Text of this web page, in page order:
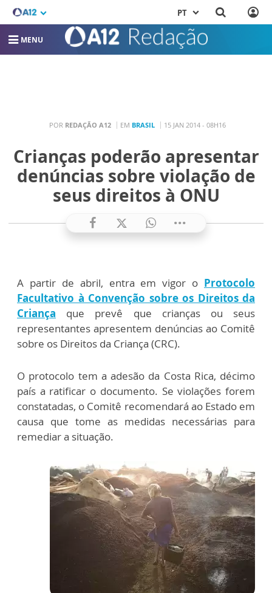
PT
MENU
POR REDAÇÃO A12 EM BRASIL 15 JAN 2014 - 08H16
Crianças poderão apresentar
denúncias sobre violação de
seus direitos à ONU
A partir de abril, entra em vigor o Protocolo
Facultativo à Convenção sobre os Direitos da
Criança que prevê que crianças ou seus
representantes apresentem denúncias ao Comitê
sobre os Direitos da Criança (CRC).
O protocolo tem a adesão da Costa Rica, décimo
país a ratificar o documento. Se violações forem
constatadas, o Comitê recomendará ao Estado em
causa que tome as medidas necessárias para
remediar a situação.